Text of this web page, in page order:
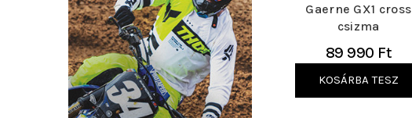
Gaerne GX1 cross
csizma
89 990 Ft
KOSÁRBA TESZ